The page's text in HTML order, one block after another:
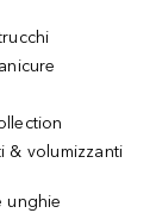
& volumizzanti
unghie